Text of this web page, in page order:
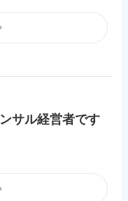
サル経営者です